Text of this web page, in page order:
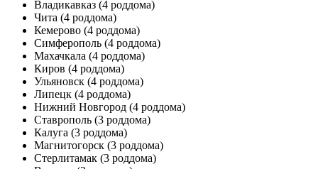
Владикавказ (4 роддома)
Чита (4 роддома)
Кемерово (4 роддома)
Симферополь (4 роддома)
Махачкала (4 роддома)
Киров (4 роддома)
Ульяновск (4 роддома)
Липецк (4 роддома)
Нижний Новгород (4 роддома)
Ставрополь (3 роддома)
Калуга (3 роддома)
Магнитогорск (3 роддома)
Стерлитамак (3 роддома)